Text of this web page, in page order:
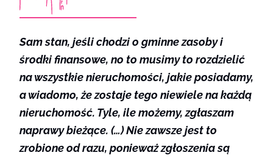
Sam stan, jeśli chodzi o gminne zasoby i
środki finansowe, no to musimy to rozdzielić
na wszystkie nieruchomości, jakie posiadamy,
a wiadomo, że zostaje tego niewiele na każdą
nieruchomość. Tyle, ile możemy, zgłaszam
naprawy bieżące. (…) Nie zawsze jest to
zrobione od razu, ponieważ zgłoszenia są